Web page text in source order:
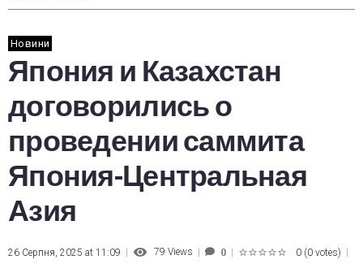
Новини
Япония и Казахстан
договорились о
проведении саммита
Япония-Центральная
Азия
26 Серпня, 2025 at 11:09 79 Views 0 0 (0 votes)